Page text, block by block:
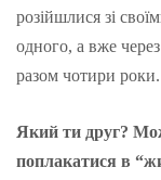
розійшлися зі
одного, а вже через
разом чотири роки.
Який ти друг?
поплакатися в